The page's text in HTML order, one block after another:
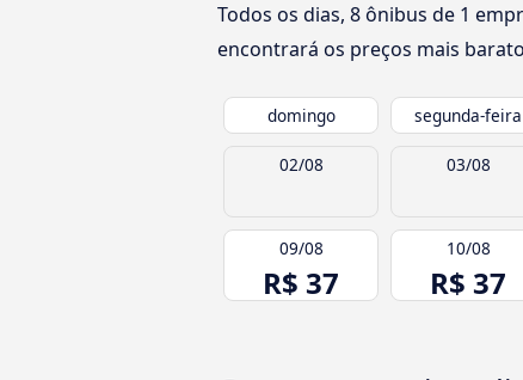
Todos os dias, 8 ônibus de 1
encontrará os preços mais
domingo segunda-feira
02/08 03/08
09/08
R$ 37
10/08
R$ 37